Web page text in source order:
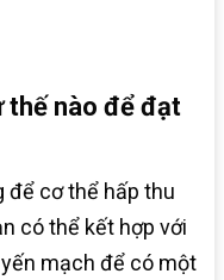
thế nào để đạt
để cơ thể hấp thu
có thể kết hợp với
mạch để có một